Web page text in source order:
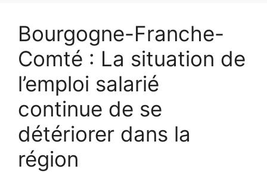
Bourgogne-Franche-
Comté : La situation de
l’emploi salarié
continue de se
détériorer dans la
région